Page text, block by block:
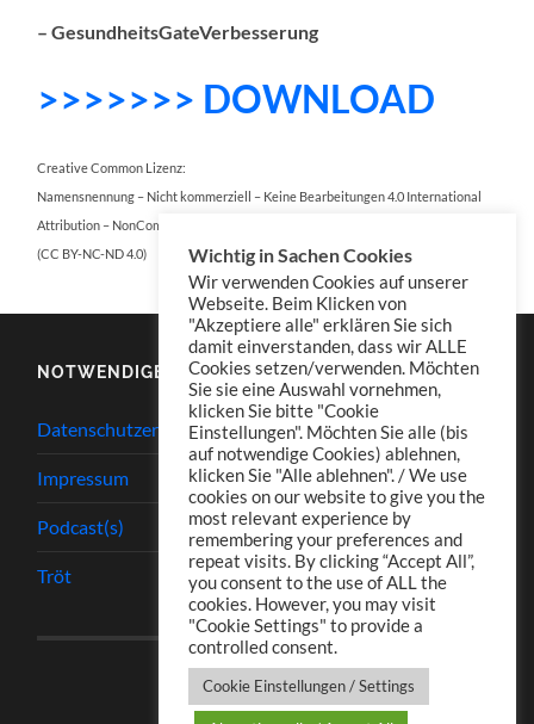
– GesundheitsGateVerbesserung
>>>>>>> DOWNLOAD
Creative Common Lizenz:
Namensnennung – Nicht kommerziell – Keine Bearbeitungen 4.0 International
Attribution – NonCommercial – NoDerivatives 4.0 International
(CC BY-NC-ND 4.0)
NOTWENDIGES
Datenschutzerklärung
Impressum
Podcast(s)
Tröt
Wichtig in Sachen Cookies
Wir verwenden Cookies auf unserer
Webseite. Beim Klicken von
"Akzeptiere alle" erklären Sie sich
damit einverstanden, dass wir ALLE
Cookies setzen/verwenden. Möchten
Sie sie eine Auswahl vornehmen,
klicken Sie bitte "Cookie
Einstellungen". Möchten Sie alle (bis
auf notwendige Cookies) ablehnen,
klicken Sie "Alle ablehnen". / We use
cookies on our website to give you the
most relevant experience by
remembering your preferences and
repeat visits. By clicking “Accept All”,
you consent to the use of ALL the
cookies. However, you may visit
"Cookie Settings" to provide a
controlled consent.
Cookie Einstellungen / Settings